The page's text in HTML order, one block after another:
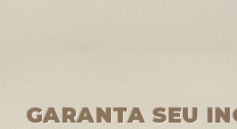
GARANTA SEU